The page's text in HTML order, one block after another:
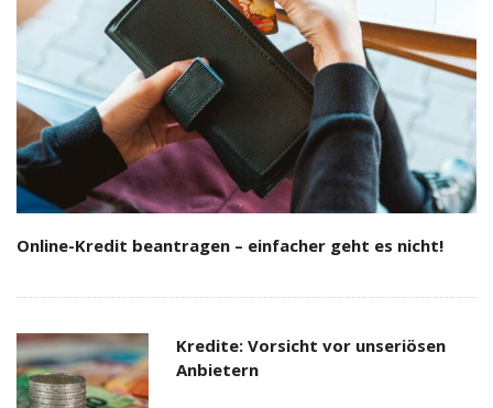
Online-Kredit beantragen – einfacher geht es nicht!
Kredite: Vorsicht vor unseriösen
Anbietern